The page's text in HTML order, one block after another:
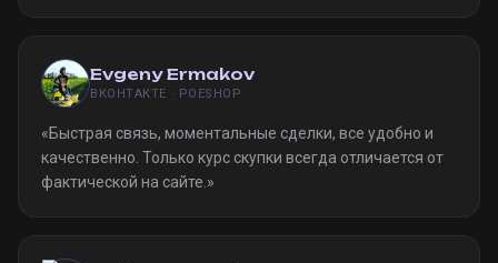
Evgeny Ermakov
ВКОНТАКТЕ · POESHOP
«Быстрая связь, моментальные сделки, все удобно и
качественно. Только курс скупки всегда отличается от
фактической на сайте. »